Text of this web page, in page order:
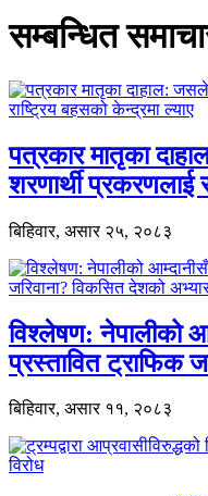
सम्बन्धित
पत्रकार मातृका
शरणार्थी प्रकरणलाई
बिहिवार, असार २५, २०८३
विश्लेषण: नेपालीको
प्रस्तावित ट्राफिक
बिहिवार, असार ११, २०८३